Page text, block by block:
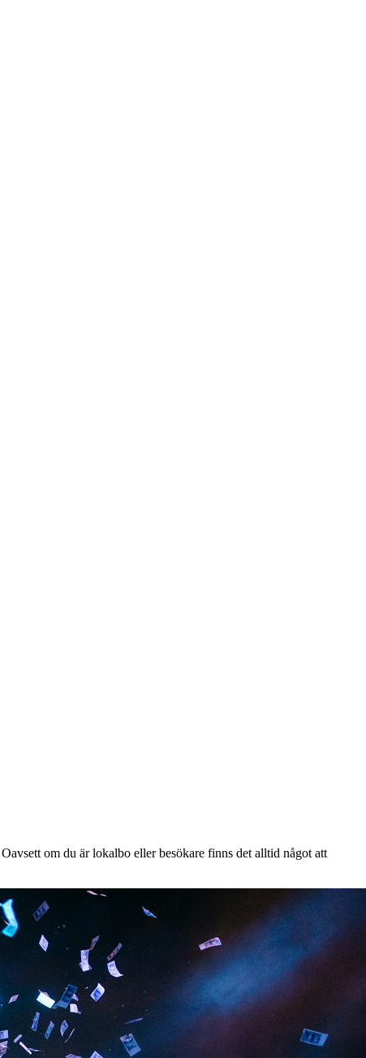
om du är lokalbo eller besökare finns det alltid något att